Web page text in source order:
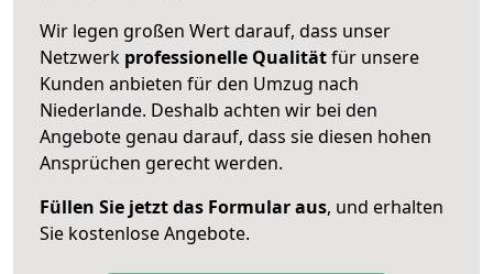
Wir legen großen Wert darauf, dass unser
Netzwerk professionelle Qualitätfür unsere
Kunden anbieten für den Umzug nach
Niederlande. Deshalb achten wir bei den
Angebote genau darauf, dass sie diesen hohen
Ansprüchen gerecht werden.
Füllen Sie jetzt das Formular aus, und erhalten
Sie kostenlose Angebote.